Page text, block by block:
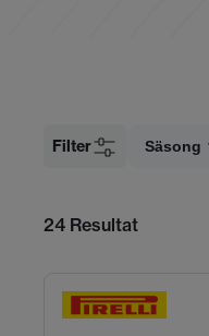
Filter Säsong
24 Resultat